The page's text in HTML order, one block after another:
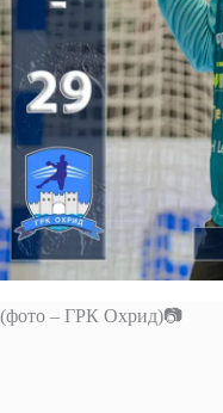
(фото – ГРК Охрид)📷